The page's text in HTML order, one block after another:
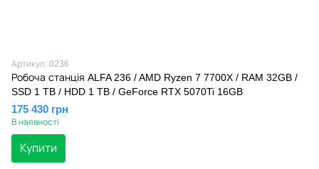
Артикул: 0236
Робоча станція ALFA 236 / AMD Ryzen 7 7700X / RAM 32GB /
SSD 1 TB / HDD 1 TB / GeForce RTX 5070Ti 16GB
175 430 грн
В наявності
Купити